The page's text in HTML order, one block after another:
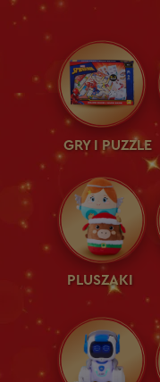
GRY I PUZZLE
PLUSZAKI